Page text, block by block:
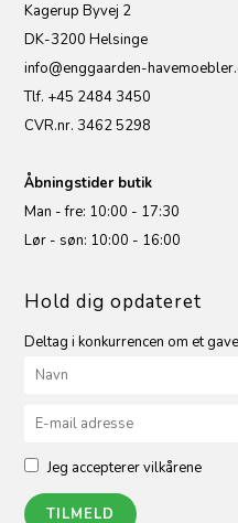
Kagerup Byvej 2
DK-3200 Helsinge
info@enggaarden-
Tlf. +45 2484 3450
CVR.nr. 3462 5298
Åbningstider butik
Man - fre: 10:00 - 17:30
Lør - søn: 10:00 - 16:00
Hold dig opdateret
Deltag i konkurrencen om et
Jeg accepterer vilkårene